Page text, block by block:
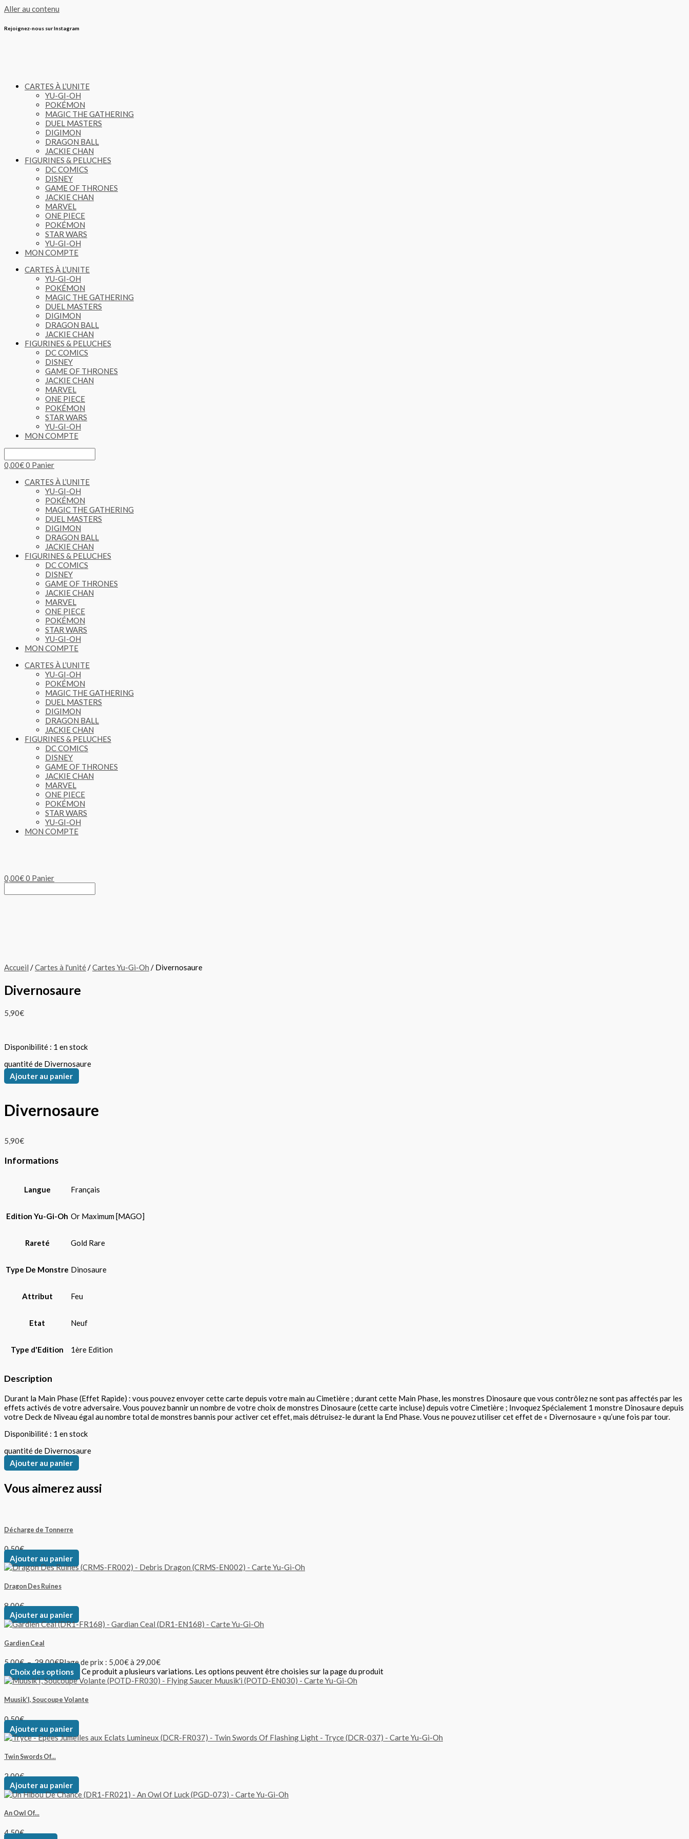
Aller au contenu
Rejoignez-nous sur Instagram
CARTES À L’UNITE
YU-GI-OH
POKÉMON
MAGIC THE GATHERING
DUEL MASTERS
DIGIMON
DRAGON BALL
JACKIE CHAN
FIGURINES & PELUCHES
DC COMICS
DISNEY
GAME OF THRONES
JACKIE CHAN
MARVEL
ONE PIECE
POKÉMON
STAR WARS
YU-GI-OH
MON COMPTE
CARTES À L’UNITE
YU-GI-OH
POKÉMON
MAGIC THE GATHERING
DUEL MASTERS
DIGIMON
DRAGON BALL
JACKIE CHAN
FIGURINES & PELUCHES
DC COMICS
DISNEY
GAME OF THRONES
JACKIE CHAN
MARVEL
ONE PIECE
POKÉMON
STAR WARS
YU-GI-OH
MON COMPTE
0,00€0 Panier
CARTES À L’UNITE
YU-GI-OH
POKÉMON
MAGIC THE GATHERING
DUEL MASTERS
DIGIMON
DRAGON BALL
JACKIE CHAN
FIGURINES & PELUCHES
DC COMICS
DISNEY
GAME OF THRONES
JACKIE CHAN
MARVEL
ONE PIECE
POKÉMON
STAR WARS
YU-GI-OH
MON COMPTE
CARTES À L’UNITE
YU-GI-OH
POKÉMON
MAGIC THE GATHERING
DUEL MASTERS
DIGIMON
DRAGON BALL
JACKIE CHAN
FIGURINES & PELUCHES
DC COMICS
DISNEY
GAME OF THRONES
JACKIE CHAN
MARVEL
ONE PIECE
POKÉMON
STAR WARS
YU-GI-OH
MON COMPTE
0,00€0 Panier
Accueil /Cartes à l'unité/Cartes Yu-Gi-Oh / Divernosaure
Divernosaure
5,90€
Disponibilité : 1 en stock
quantité de Divernosaure
Ajouter au panier
Divernosaure
5,90€
Informations
Langue Français
Edition Yu-Gi-Oh Or Maximum [MAGO]
Rareté Gold Rare
Type De Monstre Dinosaure
Attribut Feu
Etat Neuf
Type d'Edition 1ère Edition
Description
Durant la Main Phase (Effet Rapide) : vous pouvez envoyer cette carte depuis votre main au Cimetière ; durant cette Main Phase, les monstres Dinosaure que vous contrôlez ne sont pas affectés par les
effets activés de votre adversaire. Vous pouvez bannir un nombre de votre choix de monstres Dinosaure (cette carte incluse) depuis votre Cimetière ; Invoquez Spécialement 1 monstre Dinosaure depuis
votre Deck de Niveau égal au nombre total de monstres bannis pour activer cet effet, mais détruisez-le durant la End Phase. Vous ne pouvez utiliser cet effet de « Divernosaure » qu’une fois par tour.
Disponibilité : 1 en stock
quantité de Divernosaure
Ajouter au panier
Vous aimerez aussi
Décharge de Tonnerre
0,50€
Ajouter au panier
Dragon Des Ruines
8,00€
Ajouter au panier
Gardien Ceal
5,00€–29,00€Plage de prix : 5,00€ à 29,00€
Choix des options
Ce produit a plusieurs variations. Les options peuvent être choisies sur la page du produit
Muusik’I, Soucoupe Volante
0,50€
Ajouter au panier
Twin Swords Of...
2,00€
Ajouter au panier
An Owl Of...
4,50€